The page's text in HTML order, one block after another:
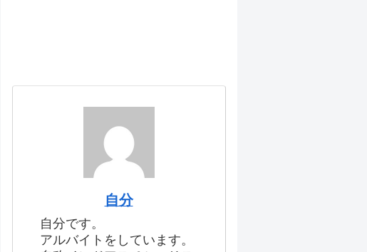
自分
自分です。
アルバイトをしています。